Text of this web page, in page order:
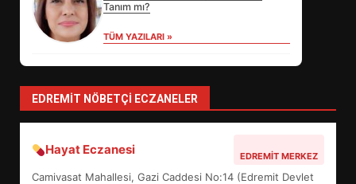
Tanım mı?
TÜM YAZILARI »
EDREMIT NÖBETÇI ECZANELER
Hayat Eczanesi EDREMIT MERKEZ
Camivasat Mahallesi, Gazi Caddesi No:14 (Edremit Devlet
4
BALIKESİR MÜZELERİNDE SÜRE
UZATILDI: NE DEĞİŞTİ?